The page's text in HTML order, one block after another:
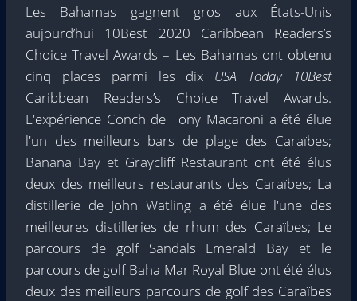
Les Bahamas gagnent gros aux États-Unis
aujourd’hui 10Best 2020 Caribbean Readers’s
Choice Travel Awards – Les Bahamas ont obtenu
cinq places parmi les dix USA Today 10Best
Caribbean Readers’s Choice Travel Awards.
L'expérience Conch de Tony Macaroni a été élue
l'un des meilleurs bars de plage des Caraïbes;
Banana Bay et Graycliff Restaurant ont été élus
deux des meilleurs restaurants des Caraïbes; La
distillerie de John Watling a été élue l'une des
meilleures distilleries de rhum des Caraïbes; Le
parcours de golf Sandals Emerald Bay et le
parcours de golf Baha Mar Royal Blue ont été élus
deux des meilleurs parcours de golf des Caraïbes